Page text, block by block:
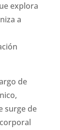
explora
a
de
surge de